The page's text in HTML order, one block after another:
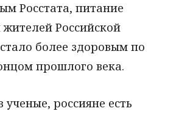
Росстата, питание
Российской
более здоровым по
прошлого века.
россияне есть